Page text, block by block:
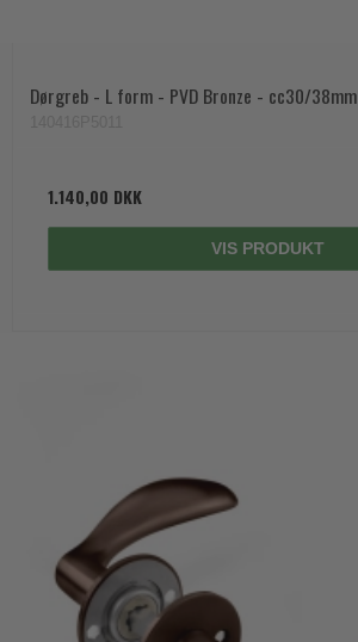
Dørgreb - L form - PVD Bronze - cc30/38mm
1.140,00 DKK
VIS PRODUKT